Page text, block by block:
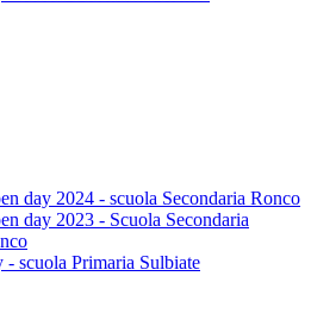
day 2024 - scuola Secondaria Ronco
day 2023 - Scuola Secondaria
- scuola Primaria Sulbiate